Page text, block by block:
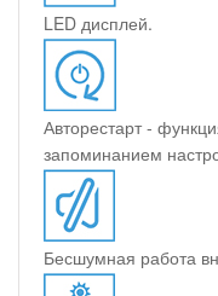
LED дисплей.
Авторестарт -
запоминанием
Бесшумная работа